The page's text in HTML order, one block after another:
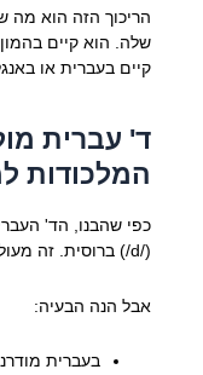
הריכוך הזה הוא מה
שלה. הוא קיים
קיים בעברית או
המלכודות
(/d/) ברוסית. זה מעולה כנקודת התחלה.
אבל הנה הבעיה:
בעברית